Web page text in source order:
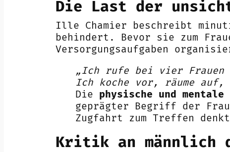
Die Last der
Ille Chamier beschreibt
behindert. Bevor sie zum
Versorgungsaufgaben
„Ich rufe bei vier Frauen
Ich koche vor, räume auf,
Die physische und mentale
geprägter Begriff der
Zugfahrt zum Treffen
Kritik an männlich